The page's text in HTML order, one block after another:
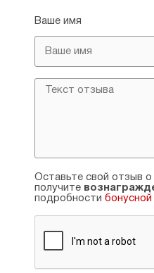
Ваше имя
Оставьте свой отзыв о
получите
подробности
Юлия
23.12.2021
Скажите пожалуйста,